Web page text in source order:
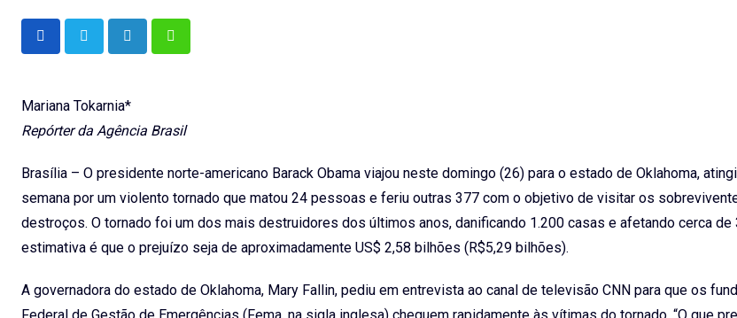
LinkedInWhatsapp
Mariana Tokarnia*
Repórter da Agência Brasil
Brasília – O presidente norte-americano Barack Obama viajou neste domingo (26) para o estado de Oklahoma,
semana por um violento tornado que matou 24 pessoas e feriu outras 377 com o objetivo de visitar os
destroços. O tornado foi um dos mais destruidores dos últimos anos, danificando 1.200 casas e afetando cerca
estimativa é que o prejuízo seja de aproximadamente US$ 2,58 bilhões (R$5,29 bilhões).
A governadora do estado de Oklahoma, Mary Fallin, pediu em entrevista ao canal de televisão CNN para que os
Federal de Gestão de Emergências (Fema, na sigla inglesa) cheguem rapidamente às vítimas do tornado. “O que